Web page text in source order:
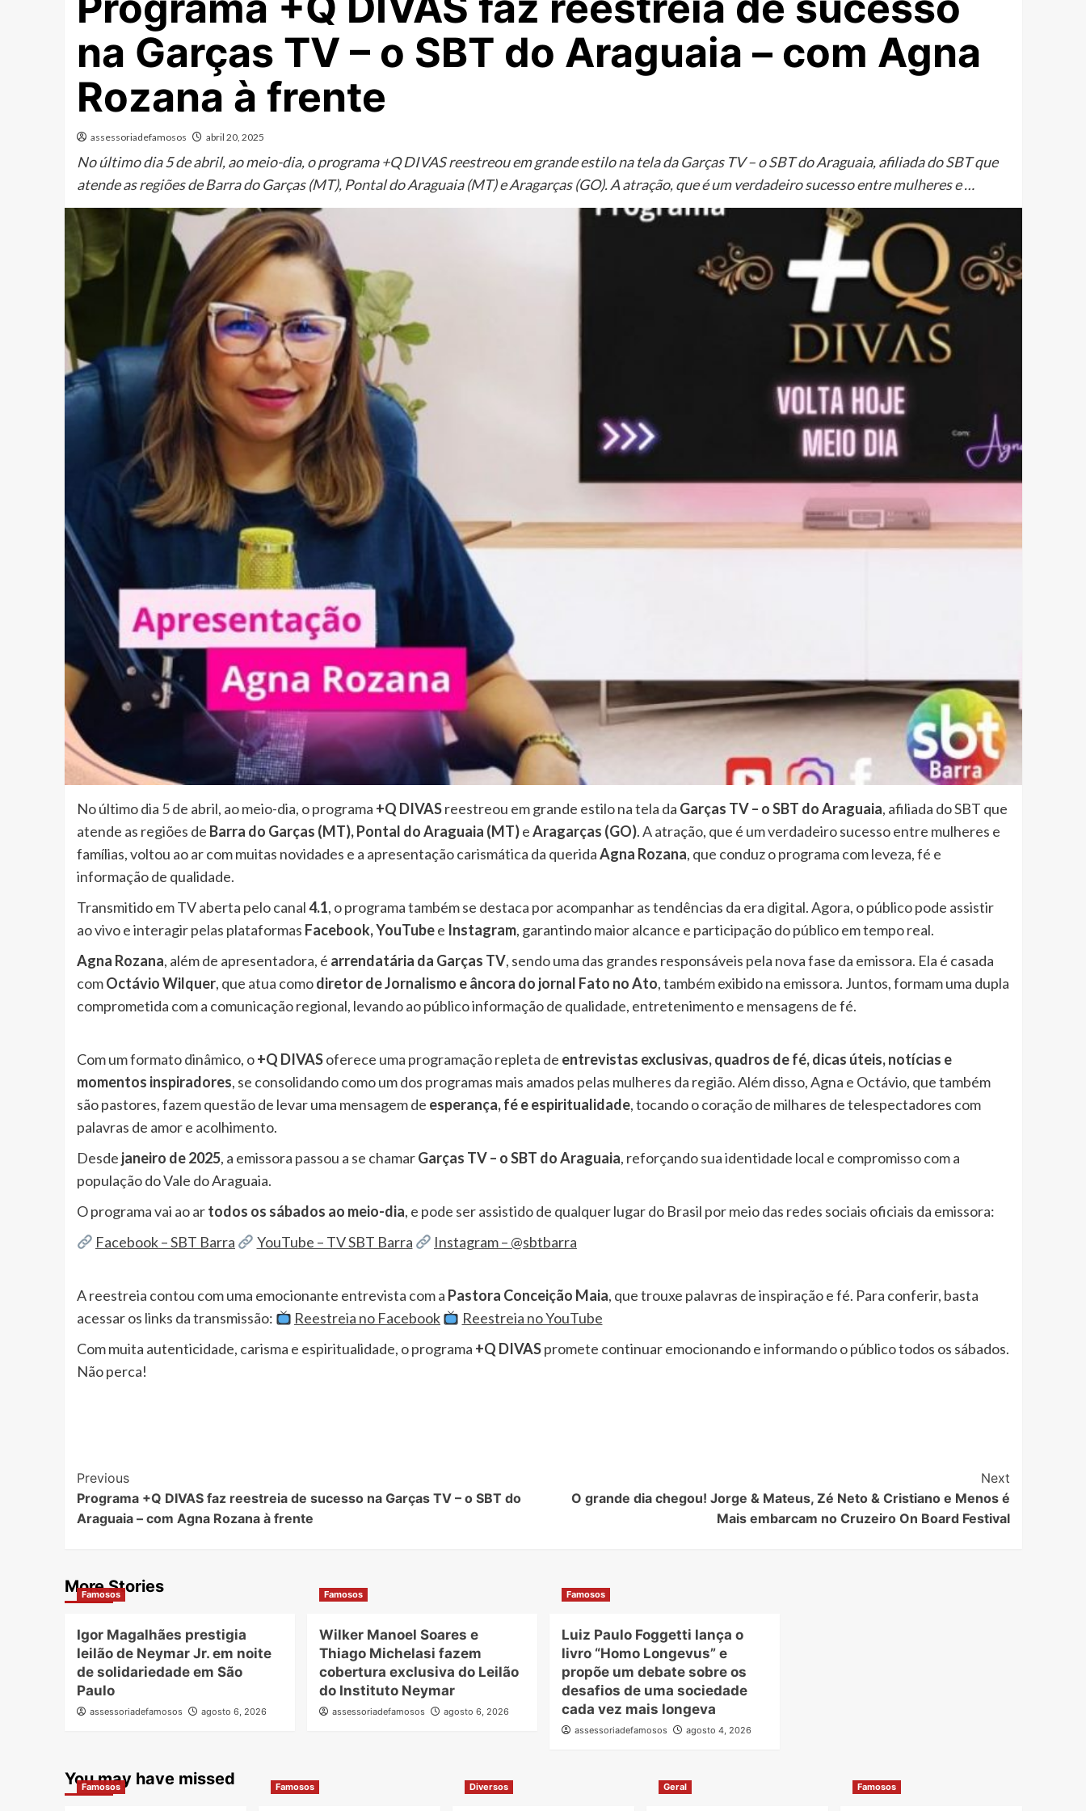
na Garças TV – o SBT do Araguaia – com Agna
Rozana à frente
assessoriadefamosos abril 20, 2025
No último dia 5 de abril, ao meio-dia, o programa +Q DIVAS reestreou em grande estilo na tela da Garças TV – o SBT do Araguaia, afiliada do SBT que
atende as regiões de Barra do Garças (MT), Pontal do Araguaia (MT) e Aragarças (GO). A atração, que é um verdadeiro sucesso entre mulheres e …
No último dia 5 de abril, ao meio-dia, o programa +Q DIVASreestreou em grande estilo na tela da Garças TV – o SBT do Araguaia, afiliada do SBT que
atende as regiões de Barra do Garças (MT), Pontal do Araguaia (MT)eAragarças (GO). A atração, que é um verdadeiro sucesso entre mulheres e
famílias, voltou ao ar com muitas novidades e a apresentação carismática da queridaAgna Rozana, que conduz o programa com leveza, fé e
informação de qualidade.
Transmitido em TV aberta pelo canal4.1, o programa também se destaca por acompanhar as tendências da era digital. Agora, o público pode assistir
ao vivo e interagir pelas plataformas Facebook, YouTubee Instagram, garantindo maior alcance e participação do público em tempo real.
Agna Rozana, além de apresentadora, é arrendatária da Garças TV, sendo uma das grandes responsáveis pela nova fase da emissora. Ela é casada
comOctávio Wilquer, que atua comodiretor de Jornalismo e âncora do jornal Fato no Ato, também exibido na emissora. Juntos, formam uma dupla
comprometida com a comunicação regional, levando ao público informação de qualidade, entretenimento e mensagens de fé.
Com um formato dinâmico, o+Q DIVASoferece uma programação repleta de entrevistas exclusivas, quadros de fé, dicas úteis, notícias e
momentos inspiradores, se consolidando como um dos programas mais amados pelas mulheres da região. Além disso, Agna e Octávio, que também
são pastores, fazem questão de levar uma mensagem de esperança, fé e espiritualidade, tocando o coração de milhares de telespectadores com
palavras de amor e acolhimento.
Desde janeiro de 2025, a emissora passou a se chamarGarças TV – o SBT do Araguaia, reforçando sua identidade local e compromisso com a
população do Vale do Araguaia.
O programa vai ao artodos os sábados ao meio-dia, e pode ser assistido de qualquer lugar do Brasil por meio das redes sociais oficiais da emissora:
Facebook – SBT Barra
YouTube – TV SBT Barra Instagram – @sbtbarra
A reestreia contou com uma emocionante entrevista com a Pastora Conceição Maia, que trouxe palavras de inspiração e fé. Para conferir, basta
acessar os links da transmissão:
Reestreia no Facebook
Reestreia no YouTube
Com muita autenticidade, carisma e espiritualidade, o programa +Q DIVASpromete continuar emocionando e informando o público todos os sábados.
Não perca!
Post
Navigation
Previous
Programa +Q DIVAS faz reestreia de sucesso na Garças TV – o SBT do
Araguaia – com Agna Rozana à frente
Next
O grande dia chegou! Jorge & Mateus, Zé Neto & Cristiano e Menos é
Mais embarcam no Cruzeiro On Board Festival
More Stories
Famosos
Igor Magalhães prestigia
leilão de Neymar Jr. em noite
de solidariedade em São
Paulo
assessoriadefamosos agosto 6, 2026
Famosos
Wilker Manoel Soares e
Thiago Michelasi fazem
cobertura exclusiva do Leilão
do Instituto Neymar
assessoriadefamosos agosto 6, 2026
Famosos
Luiz Paulo Foggetti lança o
livro “Homo Longevus” e
propõe um debate sobre os
desafios de uma sociedade
cada vez mais longeva
assessoriadefamosos agosto 4, 2026
You may have missed
Famosos Famosos Diversos Geral Famosos